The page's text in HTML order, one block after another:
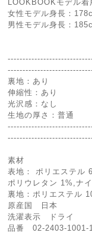
LOOKBOOKモデル着
女性モデル身長：
男性モデル身長：
裏地：あり
伸縮性：あり
光沢感：なし
生地の厚さ：普通
素材
表地： ポリエステル
ポリウレタン 1%,ナ
裏地：ポリエステル
原産国 日本
洗濯表示 ドライ
品番 02-2403-1001-